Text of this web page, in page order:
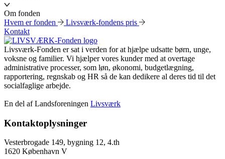
Om fonden
Hvem er fonden
Livsværk-fondens pris
Kontakt
Livsværk-Fonden er sat i verden for at hjælpe udsatte børn, unge,
voksne og familier. Vi hjælper vores kunder med at overtage
administrative processer, som løn, økonomi, budgetlægning,
rapportering, regnskab og HR så de kan dedikere al deres tid til det
socialfaglige arbejde.
En del af Landsforeningen Livsværk
Kontaktoplysninger
Vesterbrogade 149, bygning 12, 4.th
1620 København V